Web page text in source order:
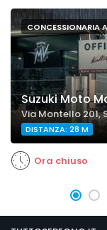
CONCESSIONARIA
Suzuki Moto
Via Montello 201,
DISTANZA: 28 M
Ora chiuso